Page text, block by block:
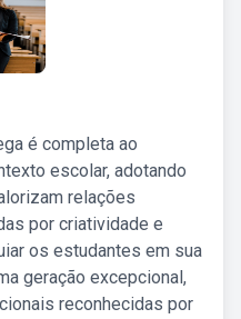
é completa ao
escolar, adotando
relações
por criatividade e
os estudantes em sua
geração excepcional,
reconhecidas por